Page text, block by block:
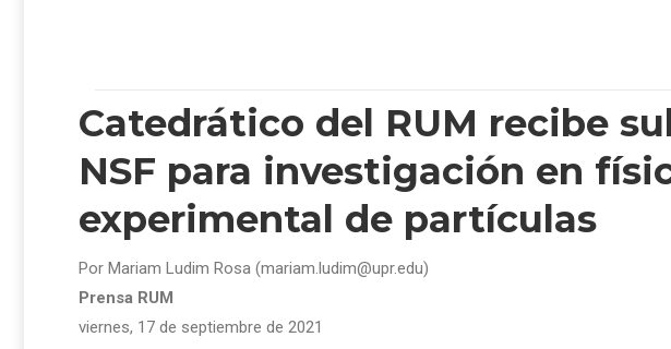
Catedrático del RUM recibe
NSF para investigación en
experimental de partículas
Por Mariam Ludim Rosa (mariam.ludim@upr.edu)
Prensa RUM
viernes, 17 de septiembre de 2021